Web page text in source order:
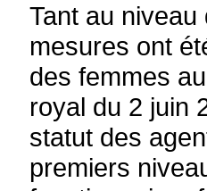
Tant au
mesures ont
des femmes
royal du 2 juin
statut des
premiers